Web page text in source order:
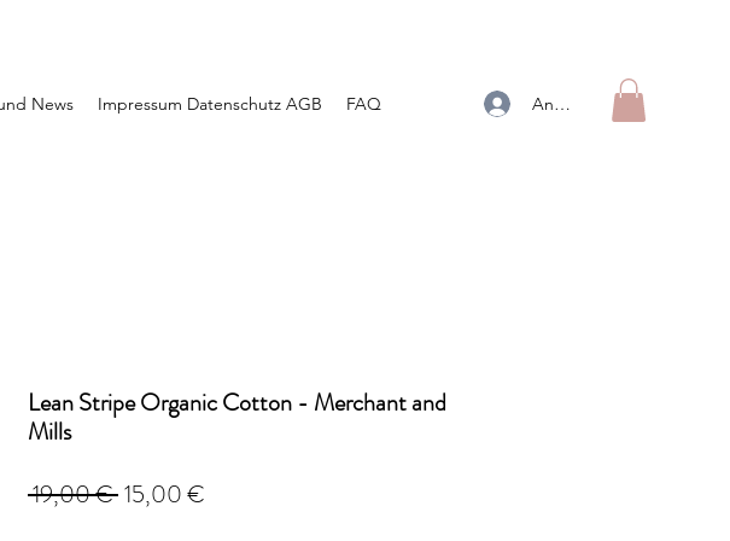
News Impressum Datenschutz AGB FAQ Anmelden
Lean Stripe Organic Cotton - Merchant and
Mills
19,00 € Standardpreis
15,00 €